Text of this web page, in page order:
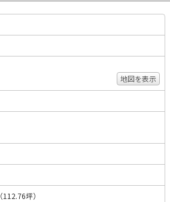
地図を表示
（112.76坪）